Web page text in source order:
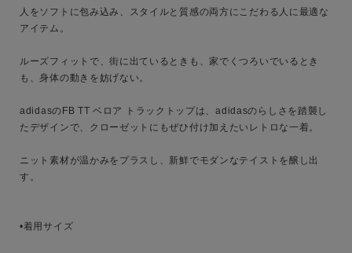
性別
MENS
カテゴリ
人をソフトに包み込み、スタイルと質感の両方にこだわる人に最適な
アイテム。
ルーズフィットで、街に出ているときも、家でくつろいでいるとき
も、身体の動きを妨げない。
adidasのFB TT ベロア トラックトップは、adidasのらしさを踏襲し
たデザインで、クローゼットにもぜひ付け加えたいレトロな一着。
ニット素材が温かみをプラスし、新鮮でモダンなテイストを醸し出
す。
•着用サイズ